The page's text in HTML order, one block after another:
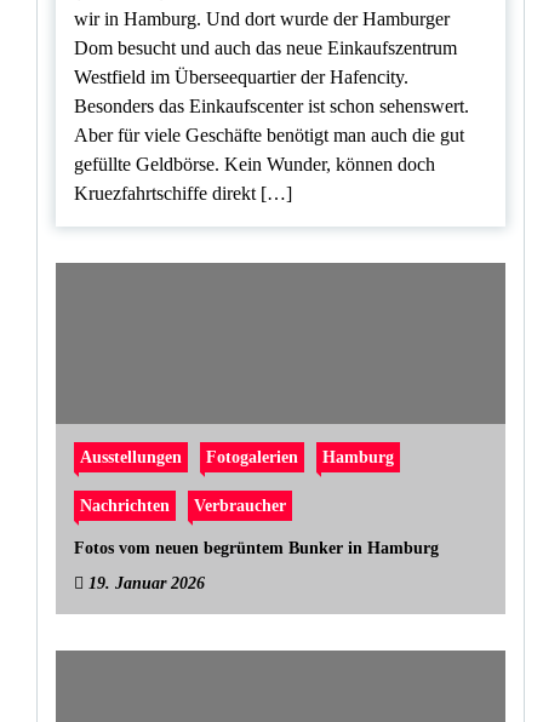
wir in Hamburg. Und dort wurde der Hamburger
Dom besucht und auch das neue Einkaufszentrum
Westfield im Überseequartier der Hafencity.
Besonders das Einkaufscenter ist schon sehenswert.
Aber für viele Geschäfte benötigt man auch die gut
gefüllte Geldbörse. Kein Wunder, können doch
Kruezfahrtschiffe direkt […]
Ausstellungen Fotogalerien Hamburg
Nachrichten Verbraucher
Fotos vom neuen begrüntem Bunker in Hamburg
19. Januar 2026